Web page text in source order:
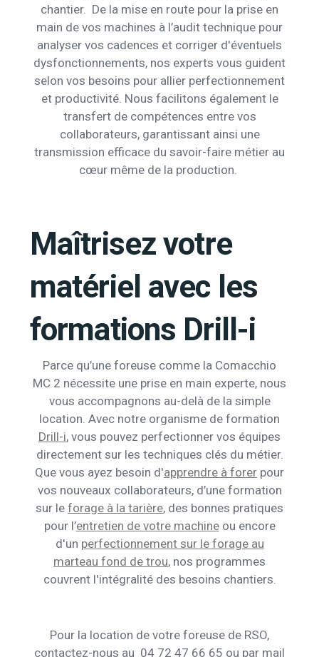
chantier. De la mise en route pour la prise en
main de vos machines à l’audit technique pour
analyser vos cadences et corriger d'éventuels
dysfonctionnements, nos experts vous guident
selon vos besoins pour allier perfectionnement
et productivité. Nous facilitons également le
transfert de compétences entre vos
collaborateurs, garantissant ainsi une
transmission efficace du savoir-faire métier au
cœur même de la production.
Maîtrisez votre
matériel avec les
formations Drill-i
Parce qu’une foreuse comme la Comacchio
MC 2 nécessite une prise en main experte, nous
vous accompagnons au-delà de la simple
location. Avec notre organisme de formation
Drill-i, vous pouvez perfectionner vos équipes
directement sur les techniques clés du métier.
Que vous ayez besoin d'apprendre à forer pour
vos nouveaux collaborateurs, d’une formation
sur le forage à la tarière, des bonnes pratiques
pour l’entretien de votre machine ou encore
d'un perfectionnement sur le forage au
marteau fond de trou, nos programmes
couvrent l'intégralité des besoins chantiers.
Pour la location de votre foreuse de RSO,
contactez-nous au 04 72 47 66 65 ou par mail